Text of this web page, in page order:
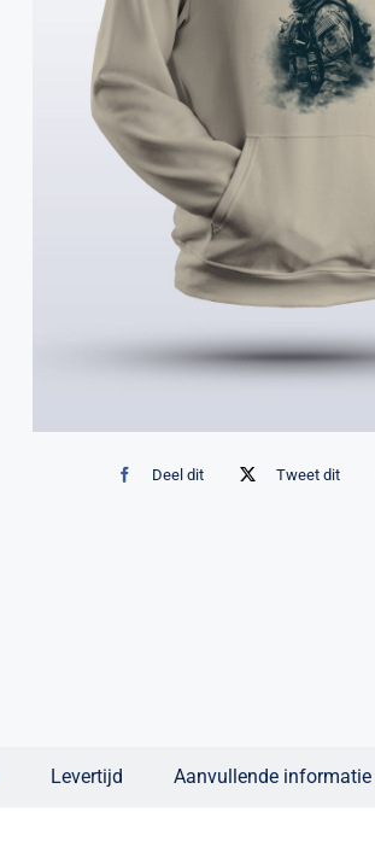
Deel dit Tweet dit
Levertijd Aanvullende informatie